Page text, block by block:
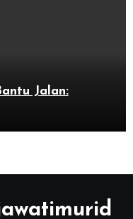
Jalan: